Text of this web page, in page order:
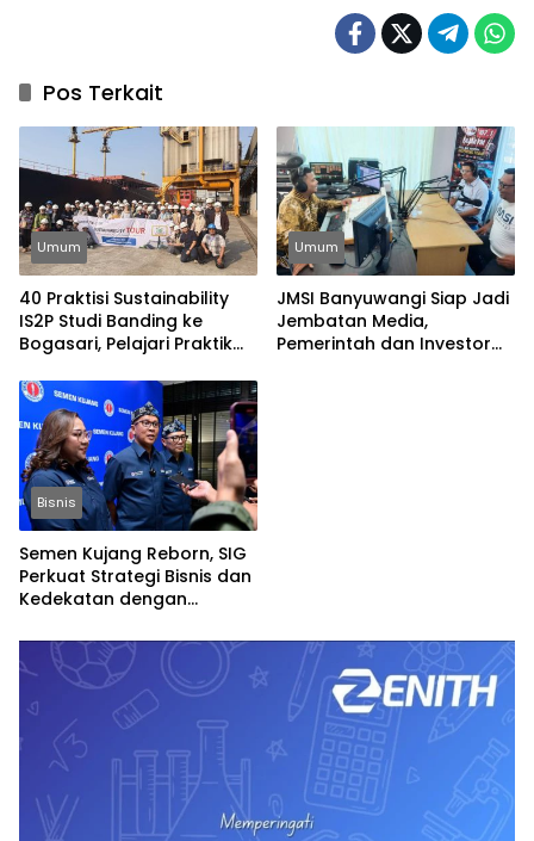
Pos Terkait
Umum
40 Praktisi Sustainability
IS2P Studi Banding ke
Bogasari, Pelajari Praktik
Umum
JMSI Banyuwangi Siap Jadi
Jembatan Media,
Pemerintah dan Investor
Bisnis
Semen Kujang Reborn, SIG
Perkuat Strategi Bisnis dan
Kedekatan dengan